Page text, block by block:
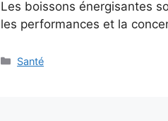
Les boissons énergisantes
les performances et la
Categories
Santé